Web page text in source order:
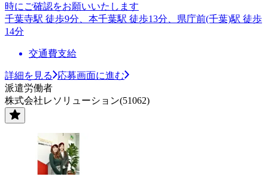
時にご確認をお願いいたします
千葉寺駅 徒歩9分、本千葉駅 徒歩13分、県庁前(千葉)駅 徒歩
14分
交通費支給
詳細を見る
応募画面に進む
派遣労働者
株式会社レソリューション(51062)